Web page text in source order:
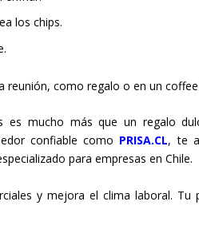
los chips.
reunión, como regalo o en un
mucho más que un regalo
confiable como PRISA.CL, te
para empresas en Chile.
y mejora el clima laboral.